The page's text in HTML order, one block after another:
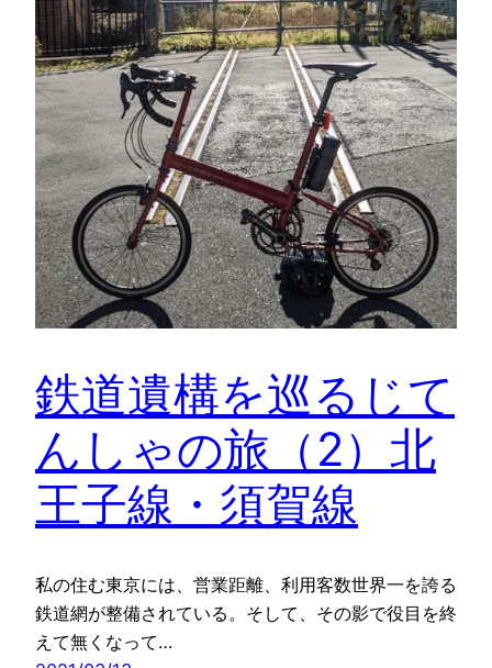
鉄道遺構を巡るじて
んしゃの旅（2）北
王子線・須賀線
私の住む東京には、営業距離、利用客数世界一を誇る
鉄道網が整備されている。そして、その影で役目を終
えて無くなって…